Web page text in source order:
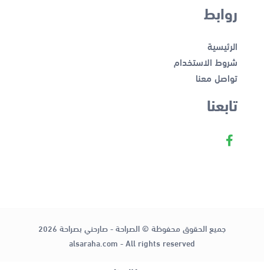
روابط
الرئيسية
شروط الاستخدام
تواصل معنا
تابعنا
جميع الحقوق محفوظة © الصراحة - صارحني بصراحة 2026
alsaraha.com - All rights reserved